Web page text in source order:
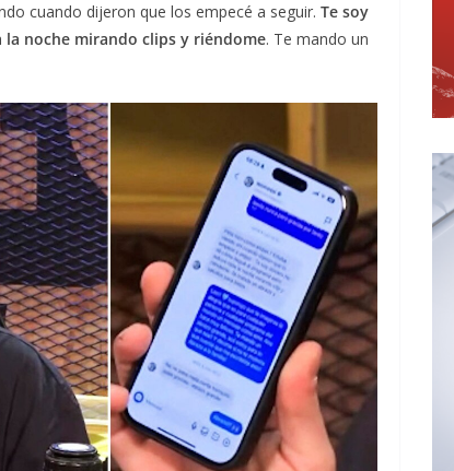
cuando dijeron que los empecé a seguir. Te soy
noche mirando clips y riéndome. Te mando un